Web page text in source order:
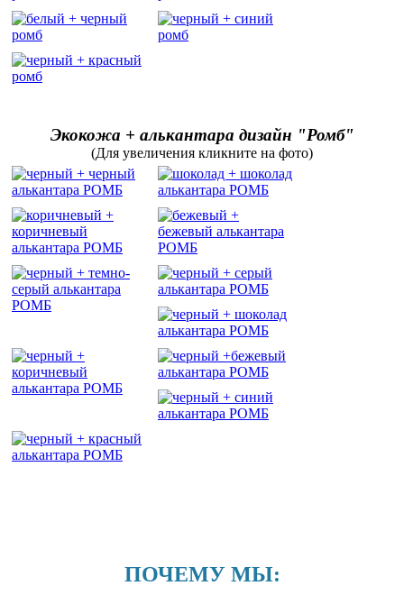
Экокожа + алькантара дизайн "Ромб"
(Для увеличения кликните на фото)
ПОЧЕМУ МЫ: